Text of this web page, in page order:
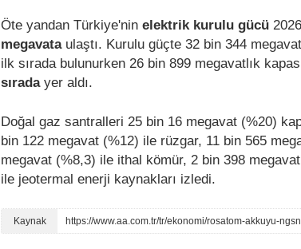
Öte yandan Türkiye'nin elektrik kurulu gücü
megavataulaştı. Kurulu güçte 32 bin 344
ilk sırada bulunurken 26 bin 899 megavatlık
sıradayer aldı.
Doğal gaz santralleri 25 bin 16 megavat (%20)
bin 122 megavat (%12) ile rüzgar, 11 bin 565
megavat (%8,3) ile ithal kömür, 2 bin 398
ile jeotermal enerji kaynakları izledi.
https://www.aa.com.tr/tr/ekonomi/rosatom-akkuyu-